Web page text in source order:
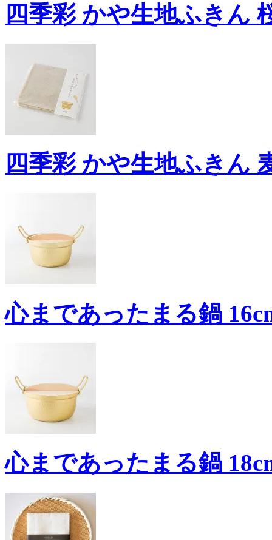
四季彩 かや生地ふきん
四季彩 かや生地ふきん
心まであったまる鍋
心まであったまる鍋